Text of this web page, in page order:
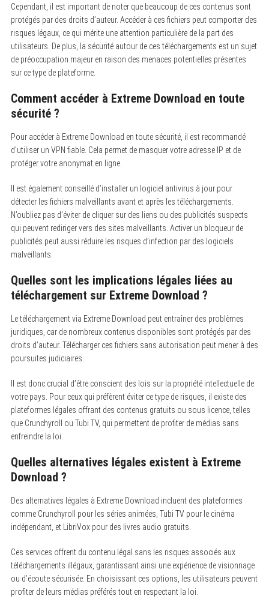
Cependant, il est important de noter que beaucoup de ces contenus sont
protégés par des droits d’auteur. Accéder à ces fichiers peut comporter des
risques légaux, ce qui mérite une attention particulière de la part des
utilisateurs. De plus, la sécurité autour de ces téléchargements est un sujet
de préoccupation majeur en raison des menaces potentielles présentes
sur ce type de plateforme.
Comment accéder à Extreme Download en toute
sécurité ?
Pour accéder à Extreme Download en toute sécurité, il est recommandé
d’utiliser un VPN fiable. Cela permet de masquer votre adresse IP et de
protéger votre anonymat en ligne.
Il est également conseillé d’installer un logiciel antivirus à jour pour
détecter les fichiers malveillants avant et après les téléchargements.
N’oubliez pas d’éviter de cliquer sur des liens ou des publicités suspects
qui peuvent rediriger vers des sites malveillants. Activer un bloqueur de
publicités peut aussi réduire les risques d’infection par des logiciels
malveillants.
Quelles sont les implications légales liées au
téléchargement sur Extreme Download ?
Le téléchargement via Extreme Download peut entraîner des problèmes
juridiques, car de nombreux contenus disponibles sont protégés par des
droits d’auteur. Télécharger ces fichiers sans autorisation peut mener à des
poursuites judiciaires.
Il est donc crucial d’être conscient des lois sur la propriété intellectuelle de
votre pays. Pour ceux qui préfèrent éviter ce type de risques, il existe des
plateformes légales offrant des contenus gratuits ou sous licence, telles
que Crunchyroll ou Tubi TV, qui permettent de profiter de médias sans
enfreindre la loi.
Quelles alternatives légales existent à Extreme
Download ?
Des alternatives légales à Extreme Download incluent des plateformes
comme Crunchyroll pour les séries animées, Tubi TV pour le cinéma
indépendant, et LibriVox pour des livres audio gratuits.
Ces services offrent du contenu légal sans les risques associés aux
téléchargements illégaux, garantissant ainsi une expérience de visionnage
ou d’écoute sécurisée. En choisissant ces options, les utilisateurs peuvent
profiter de leurs médias préférés tout en respectant la loi.